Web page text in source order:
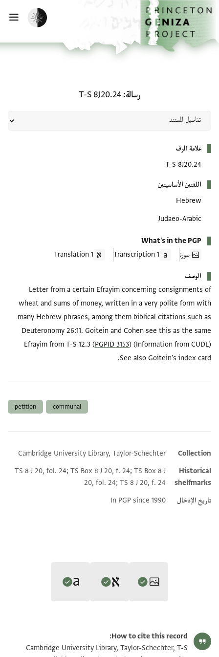
إلى المحتوى الرئيسي
الرئيسية
تفعيل الوضع المظلم
رسالة T-S 8J20.24
علامة الرف
T-S 8J20.24
اللغتين الأساسيتين
Hebrew
Judaeo-Arabic
What's in the PGP
صورة
1 Transcription
1 Translation
الوصف
Letter from a certain Efrayim concerning consignments of
wheat and sums of money, written in a very polite form with
many Hebrew phrases, among them biblical citations such as
Deuteronomy 26:11. Goitein and Cohen see this as the same
Efrayim from T-S 12.3 (PGPID 3153) (Information from CUDL)
See also Goitein's index card.
communal
petition
Additional metadata
Collection
Cambridge University Library, Taylor-Schechter
Historical
shelfmarks
TS 8 J 20, fol. 24; TS Box 8 J 20, f. 24; TS Box 8 J
20, fol. 24; TS 8 J 20, f. 24
تاريخ الإدخال
In PGP since 1990
S. D. Goitein's unpublished edition (1950–85).
recto, main textMark R. Cohen, The Voice of the Poor in the Middle Ages
(Princeton University Press, 2005).
T-S 8J20.24 1v تكبير و تدوير
How to cite this record:
Cambridge University Library, Taylor-Schechter, T-S